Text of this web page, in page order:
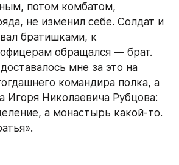
потом комбатом,
не изменил себе. Солдат и
братишками, к
обращался — брат.
мне за это на
командира полка, а
Игоря Николаевича Рубцова:
а монастырь какой-то.